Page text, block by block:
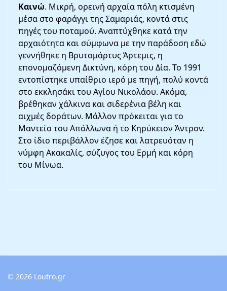
Καινώ. Μικρή, ορεινή αρχαία πόλη κτισμένη
μέσα στο φαράγγι της Σαμαριάς, κοντά στις
πηγές του ποταμού. Αναπτύχθηκε κατά την
αρχαιότητα και σύμφωνα με την παράδοση εδώ
γεννήθηκε η Βρυτομάρτυς Άρτεμις, η
επονομαζόμενη Δικτύνη, κόρη του Δία. Το 1991
εντοπίστηκε υπαίθριο ιερό με πηγή, πολύ κοντά
στο εκκλησάκι του Αγίου Νικολάου. Ακόμα,
βρέθηκαν χάλκινα και σιδερένια βέλη και
αιχμές δοράτων. Μάλλον πρόκειται για το
Μαντείο του Απόλλωνα ή το Κηρύκειον Άντρον.
Στο ίδιο περιβάλλον έζησε και λατρευόταν η
νύμφη Ακακαλίς, σύζυγος του Ερμή και κόρη
του Μίνωα.
© 2026 Loutro.gr